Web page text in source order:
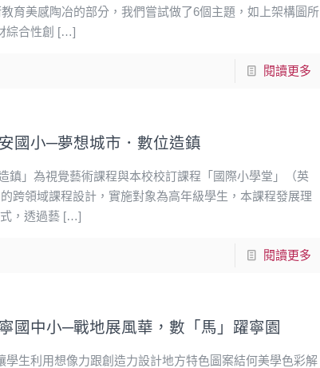
育美感陶冶的部分，我們嘗試做了6個主題，如上架構圖所
綜合性創 […]
閱讀更多
國小─夢想城市．數位造鎮
鎮」為視覺藝術課程與本校校訂課程「國際小學堂」（英
跨領域課程設計，實施對象為高年級學生，本課程發展理
，透過藝 […]
閱讀更多
國中小─戰地展風華，數「馬」躍寧園
學生利用想像力跟創造力設計地方特色圖案結何美學色彩解